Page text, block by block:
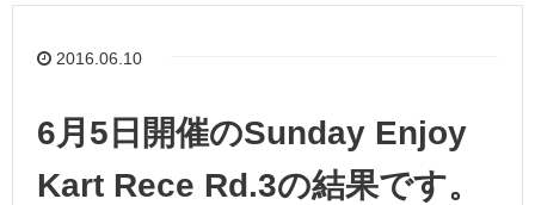
2016.06.10
6月5日開催のSunday Enjoy
Kart Rece Rd.3の結果です。